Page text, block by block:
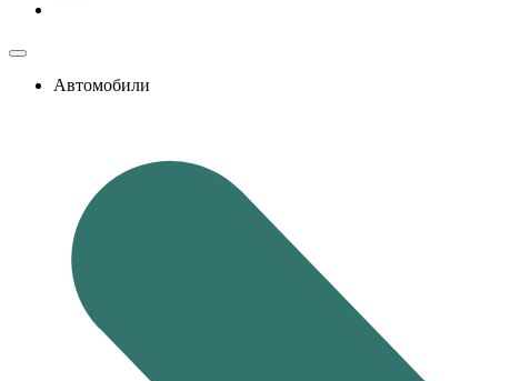
Автомобили